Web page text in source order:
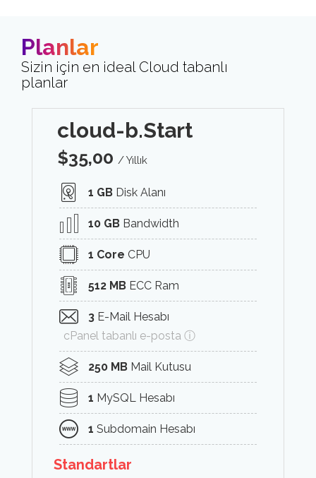
Planlar
Sizin için en ideal Cloud tabanlı
planlar
cloud-b.Start
$35,00 / Yıllık
1 GB Disk Alanı
10 GB Bandwidth
1 Core CPU
512 MB ECC Ram
3 E-Mail Hesabı
cPanel tabanlı e-posta ⓘ
250 MB Mail Kutusu
1 MySQL Hesabı
1 Subdomain Hesabı
Standartlar